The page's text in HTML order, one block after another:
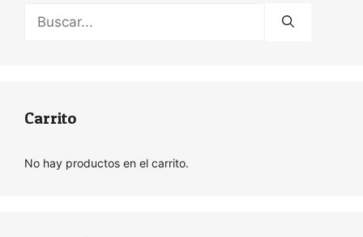
Carrito
No hay productos en el carrito.